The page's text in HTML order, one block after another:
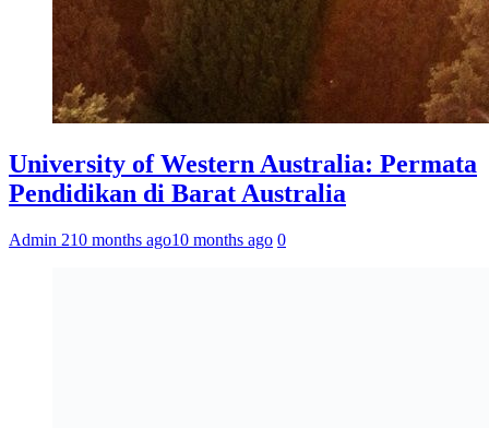
University of Western Australia: Permata
Pendidikan di Barat Australia
Admin 210 months ago10 months ago 0